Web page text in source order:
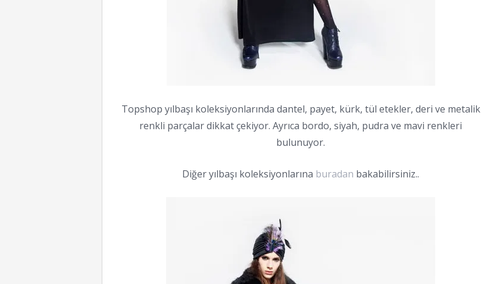
Topshop yılbaşı koleksiyonlarında dantel, payet, kürk, tül etekler, deri ve metalik
renkli parçalar dikkat çekiyor. Ayrıca bordo, siyah, pudra ve mavi renkleri
bulunuyor.
Diğer yılbaşı koleksiyonlarına buradan bakabilirsiniz..